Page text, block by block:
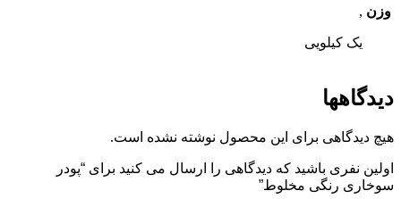
وزن ,
یک کیلویی
دیدگاهها
هیچ دیدگاهی برای این محصول نوشته نشده است.
اولین نفری باشید که دیدگاهی را ارسال می کنید برای “پودر
سوخاری رنگی مخلوط”